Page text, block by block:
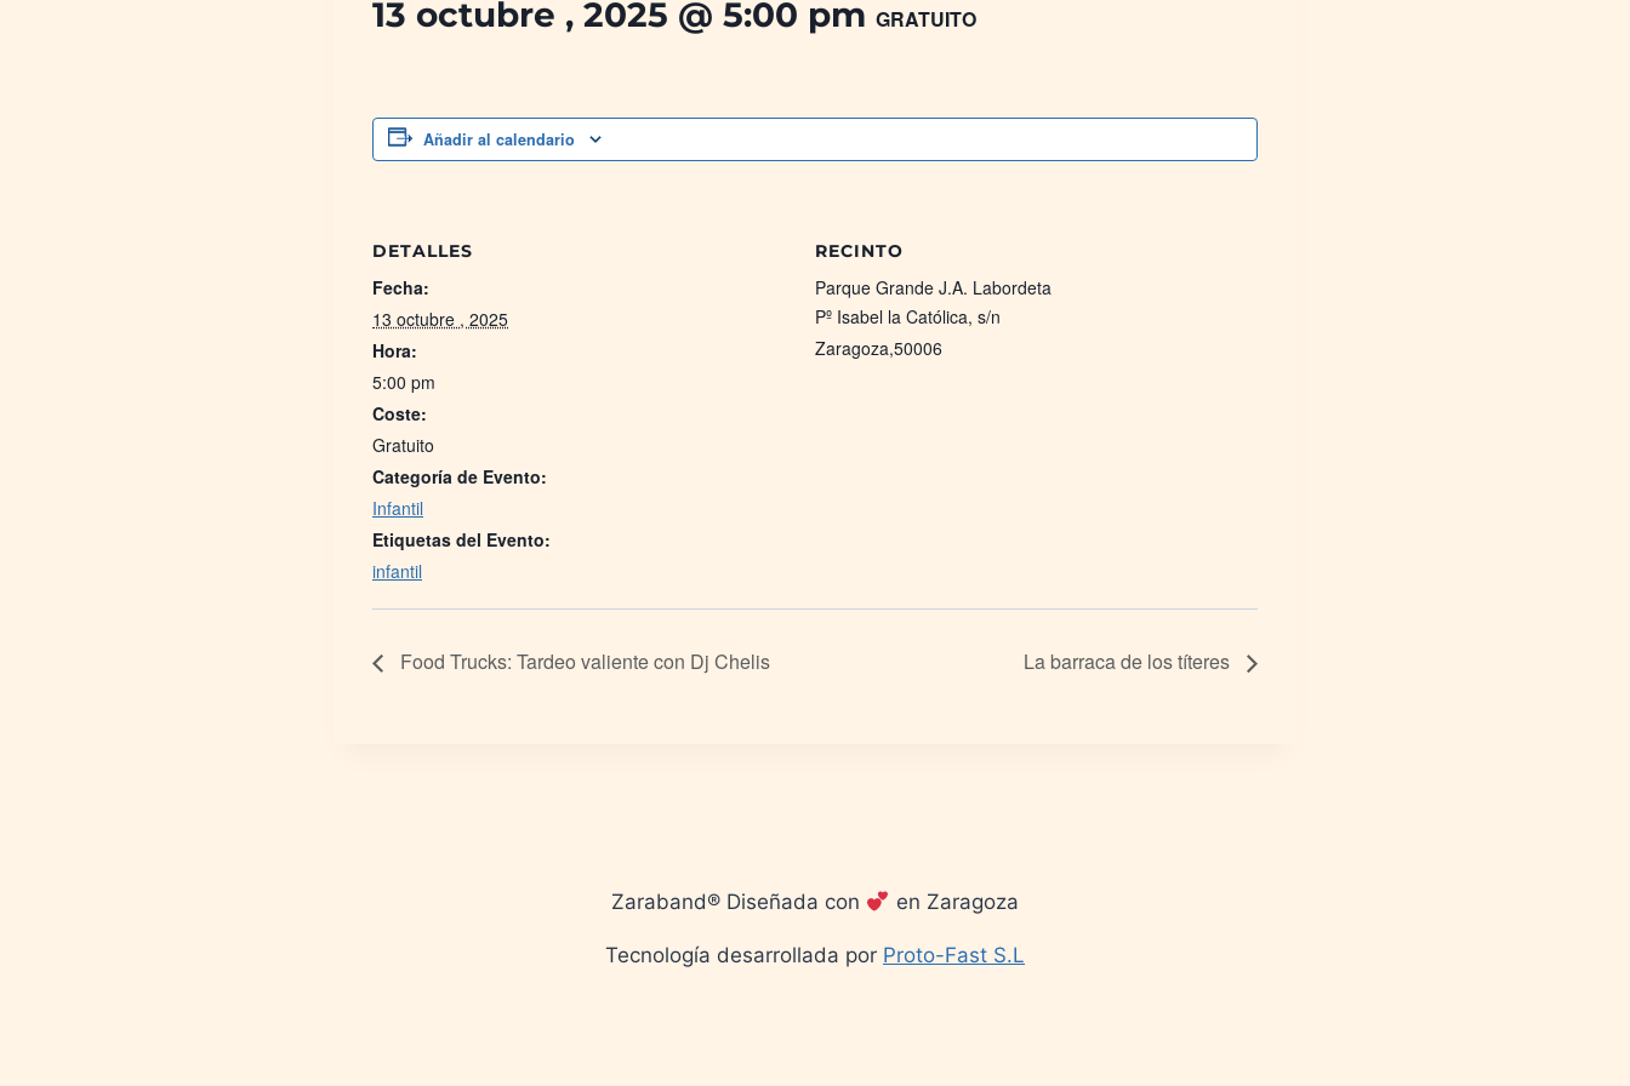
13 octubre , 2025 @ 5:00 pm GRATUITO
Añadir al calendario
DETALLES
Fecha:
13 octubre , 2025
Hora:
5:00 pm
Coste:
Gratuito
Categoría de Evento:
Infantil
Etiquetas del Evento:
infantil
RECINTO
Parque Grande J.A. Labordeta
Pº Isabel la Católica, s/n
Zaragoza,50006
Food Trucks: Tardeo valiente con Dj Chelis La barraca de los títeres
Zaraband® Diseñada con en Zaragoza
Tecnología desarrollada por Proto-Fast S.L